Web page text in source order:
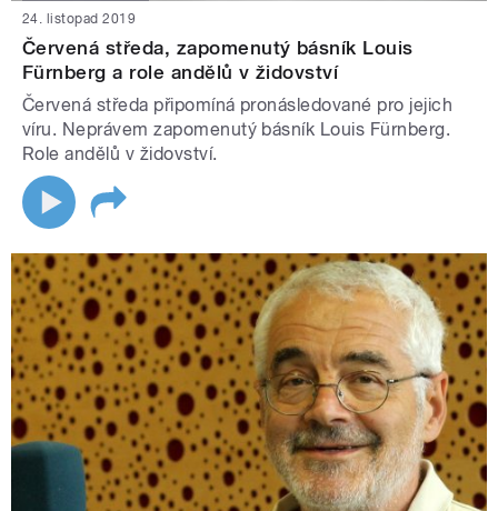
24. listopad 2019
Červená středa, zapomenutý básník Louis
Fürnberg a role andělů v židovství
Červená středa připomíná pronásledované pro jejich
víru. Neprávem zapomenutý básník Louis Fürnberg.
Role andělů v židovství.